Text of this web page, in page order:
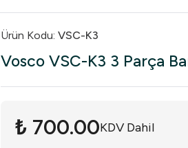
Ürün Kodu: VSC-K3
Vosco VSC-K3 3 Parça
₺ 700.00KDV Dahil